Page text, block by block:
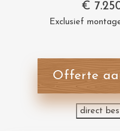
€
Exclusief
Offerte
direct